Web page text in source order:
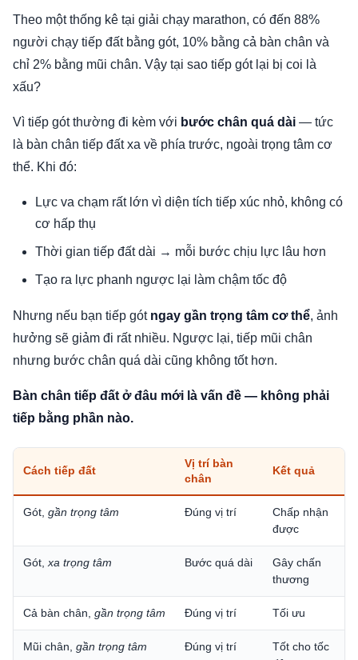
Theo một thống kê tại giải chạy marathon, có đến 88%
người chạy tiếp đất bằng gót, 10% bằng cả bàn chân và
chỉ 2% bằng mũi chân. Vậy tại sao tiếp gót lại bị coi là
xấu?
Vì tiếp gót thường đi kèm với bước chân quá dài — tức
là bàn chân tiếp đất xa về phía trước, ngoài trọng tâm cơ
thể. Khi đó:
Lực va chạm rất lớn vì diện tích tiếp xúc nhỏ, không có
cơ hấp thụ
Thời gian tiếp đất dài → mỗi bước chịu lực lâu hơn
Tạo ra lực phanh ngược lại làm chậm tốc độ
Nhưng nếu bạn tiếp gót ngay gần trọng tâm cơ thể, ảnh
hưởng sẽ giảm đi rất nhiều. Ngược lại, tiếp mũi chân
nhưng bước chân quá dài cũng không tốt hơn.
Bàn chân tiếp đất ở đâu mới là vấn đề — không phải
tiếp bằng phần nào.
Cách tiếp đất
Vị trí bàn
chân
Kết quả
Gót, gần trọng tâm Đúng vị trí
Chấp nhận
được
Gót,xa trọng tâm Bước quá dài
Gây chấn
thương
Cả bàn chân, gần trọng tâm Đúng vị trí Tối ưu
Mũi chân, gần trọng tâm Đúng vị trí
Tốt cho tốc